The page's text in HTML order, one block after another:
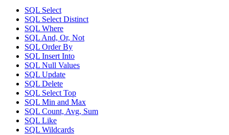
SQL Select
SQL Select Distinct
SQL Where
SQL And, Or, Not
SQL Order By
SQL Insert Into
SQL Null Values
SQL Update
SQL Delete
SQL Select Top
SQL Min and Max
SQL Count, Avg, Sum
SQL Like
SQL Wildcards